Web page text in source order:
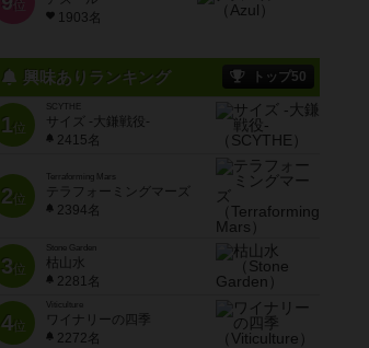
位
1903名
興味ありランキング トップ50
1位
SCYTHE
サイズ -大鎌戦役-
2415名
2位
Terraforming Mars
テラフォーミングマーズ
2394名
3位
Stone Garden
枯山水
2281名
4位
Viticulture
ワイナリーの四季
2272名